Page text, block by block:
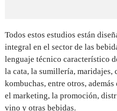
Todos estos estudios están
integral en el sector de las
lenguaje técnico característico
la cata, la sumillería, maridajes,
kombuchas, entre otros,
el marketing, la promoción,
vino y otras bebidas.